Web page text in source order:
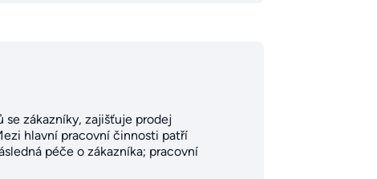
zákazníky, zajišťuje prodej
hlavní pracovní činnosti patří
péče o zákazníka; pracovní